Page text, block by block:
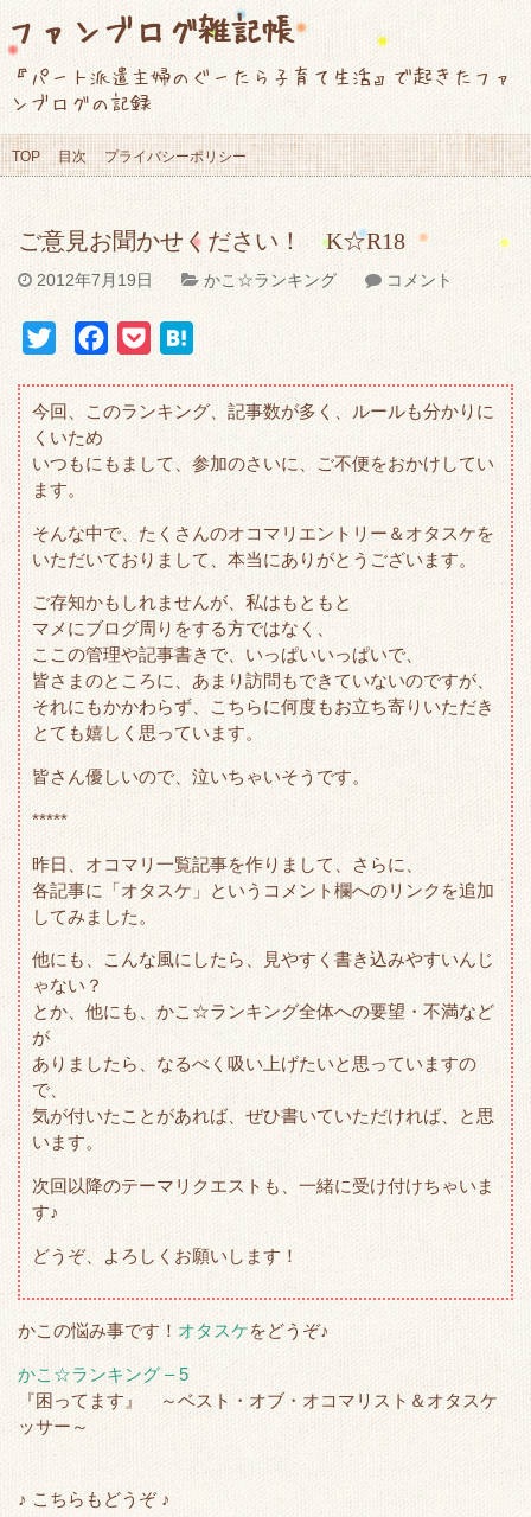
ファンブログ雑記帳
『パート派遣主婦のぐーたら子育て生活』で起きたファ
ンブログの記録
TOP 目次 プライバシーポリシー
ご意見お聞かせください！ K☆R18
2012年7月19日 かこ☆ランキング コメント
i
t
t
e
r
c
b
o
k
c
e
t
n
今回、このランキング、記事数が多く、ルールも分かりに
くいため
いつもにもまして、参加のさいに、ご不便をおかけしてい
ます。
そんな中で、たくさんのオコマリエントリー＆オタスケを
いただいておりまして、本当にありがとうございます。
ご存知かもしれませんが、私はもともと
マメにブログ周りをする方ではなく、
ここの管理や記事書きで、いっぱいいっぱいで、
皆さまのところに、あまり訪問もできていないのですが、
それにもかかわらず、こちらに何度もお立ち寄りいただき
とても嬉しく思っています。
皆さん優しいので、泣いちゃいそうです。
*****
昨日、オコマリ一覧記事を作りまして、さらに、
各記事に「オタスケ」というコメント欄へのリンクを追加
してみました。
他にも、こんな風にしたら、見やすく書き込みやすいんじ
ゃない？
とか、他にも、かこ☆ランキング全体への要望・不満など
が
ありましたら、なるべく吸い上げたいと思っていますの
で、
気が付いたことがあれば、ぜひ書いていただければ、と思
います。
次回以降のテーマリクエストも、一緒に受け付けちゃいま
す♪
どうぞ、よろしくお願いします！
かこの悩み事です！ オタスケをどうぞ♪
かこ☆ランキング – 5
『困ってます』 ～ベスト・オブ・オコマリスト＆オタスケ
ッサー～
♪ こちらもどうぞ ♪